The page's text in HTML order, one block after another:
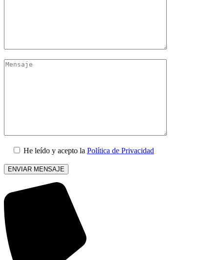
He leído y acepto la Política de Privacidad
Por
favor,
este